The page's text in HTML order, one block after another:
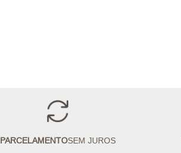
PARCELAMENTOSEM JUROS